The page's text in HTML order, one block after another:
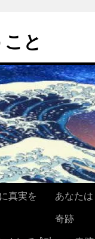
と
真実を
あなたは
奇跡